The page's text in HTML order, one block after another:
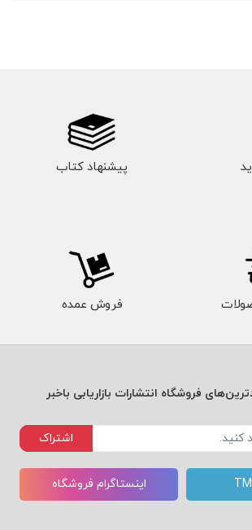
پیشنهاد کتاب
فروش عمده
فروشگاه انتشارات بازاریابی باخبر
اشتراک
اینستاگرام فروشگاه